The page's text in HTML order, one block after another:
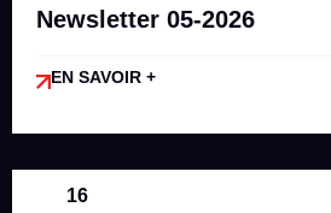
Newsletter 05-2026
EN SAVOIR +
16